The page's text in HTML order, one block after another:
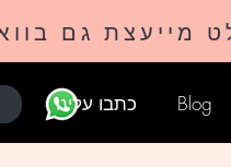
מייעצת גם
Blog כתבו עלינו